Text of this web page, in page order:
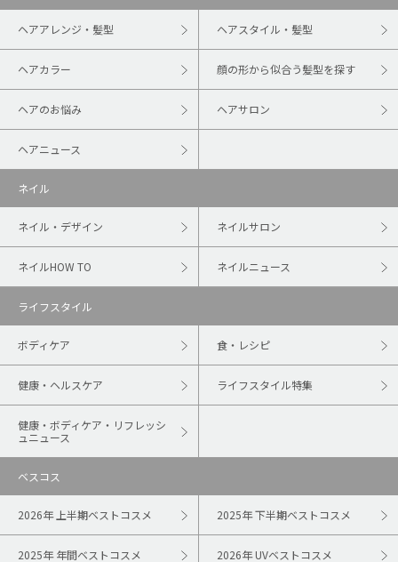
ヘアアレンジ・髪型 ヘアスタイル・髪型
ヘアカラー 顔の形から似合う髪型を探す
ヘアのお悩み ヘアサロン
ヘアニュース
ネイル
ネイル・デザイン ネイルサロン
ネイルHOW TO ネイルニュース
ライフスタイル
ボディケア 食・レシピ
健康・ヘルスケア ライフスタイル特集
健康・ボディケア・リフレッシ
ュニュース
ベスコス
2026年 上半期ベストコスメ 2025年 下半期ベストコスメ
2025年 年間ベストコスメ 2026年 UVベストコスメ